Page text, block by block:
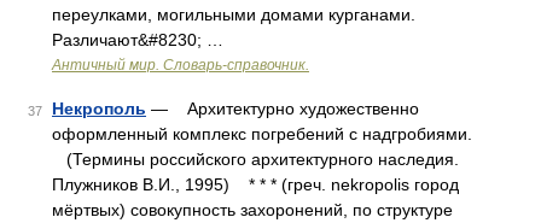
переулками, могильными домами курганами.
Различают&#8230; …
Античный мир. Словарь-справочник.
37 Некрополь — Архитектурно художественно
оформленный комплекс погребений с надгробиями.
(Термины российского архитектурного наследия.
Плужников В.И., 1995) * * * (греч. nekropolis город
мёртвых) совокупность захоронений, по структуре